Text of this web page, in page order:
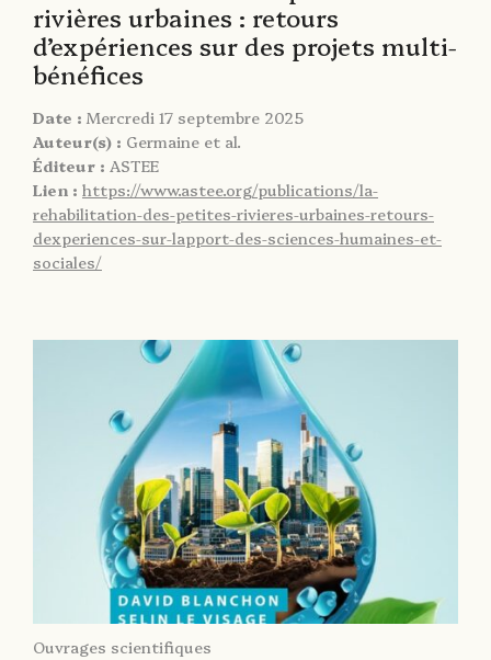
rivières urbaines : retours
d’expériences sur des projets multi-
bénéfices
Date : Mercredi 17 septembre 2025
Auteur(s) : Germaine et al.
Éditeur : ASTEE
Lien : https://www.astee.org/publications/la-
rehabilitation-des-petites-rivieres-urbaines-retours-
dexperiences-sur-lapport-des-sciences-humaines-et-
sociales/
Ouvrages scientifiques